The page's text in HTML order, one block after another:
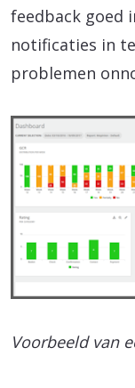
feedback goed
notificaties in
problemen
Voorbeeld van